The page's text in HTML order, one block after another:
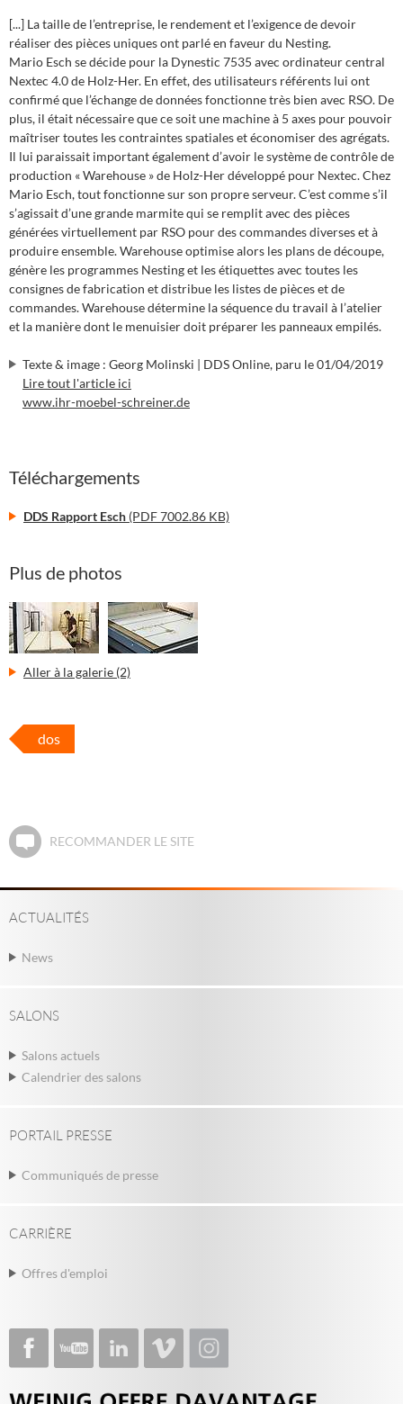
[...] La taille de l’entreprise, le rendement et l’exigence de devoir
réaliser des pièces uniques ont parlé en faveur du Nesting.
Mario Esch se décide pour la Dynestic 7535 avec ordinateur central
Nextec 4.0 de Holz-Her. En effet, des utilisateurs référents lui ont
confirmé que l’échange de données fonctionne très bien avec RSO. De
plus, il était nécessaire que ce soit une machine à 5 axes pour pouvoir
maîtriser toutes les contraintes spatiales et économiser des agrégats.
Il lui paraissait important également d’avoir le système de contrôle de
production « Warehouse » de Holz-Her développé pour Nextec. Chez
Mario Esch, tout fonctionne sur son propre serveur. C’est comme s’il
s’agissait d’une grande marmite qui se remplit avec des pièces
générées virtuellement par RSO pour des commandes diverses et à
produire ensemble. Warehouse optimise alors les plans de découpe,
génère les programmes Nesting et les étiquettes avec toutes les
consignes de fabrication et distribue les listes de pièces et de
commandes. Warehouse détermine la séquence du travail à l’atelier
et la manière dont le menuisier doit préparer les panneaux empilés.
Texte & image : Georg Molinski | DDS Online, paru le 01/04/2019
Lire tout l'article ici
www.ihr-moebel-schreiner.de
Téléchargements
DDS Rapport Esch(PDF 7002.86 KB)
Plus de photos
Aller à la galerie (2)
dos
RECOMMANDER LE SITE
ACTUALITÉS
News
SALONS
Salons actuels
Calendrier des salons
PORTAIL PRESSE
Communiqués de presse
CARRIÈRE
Offres d'emploi